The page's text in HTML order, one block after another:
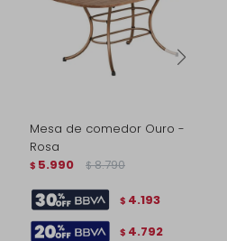
Mesa de comedor Ouro -
Rosa
$ 5.990 $ 8.790
$ 4.193
$ 4.792